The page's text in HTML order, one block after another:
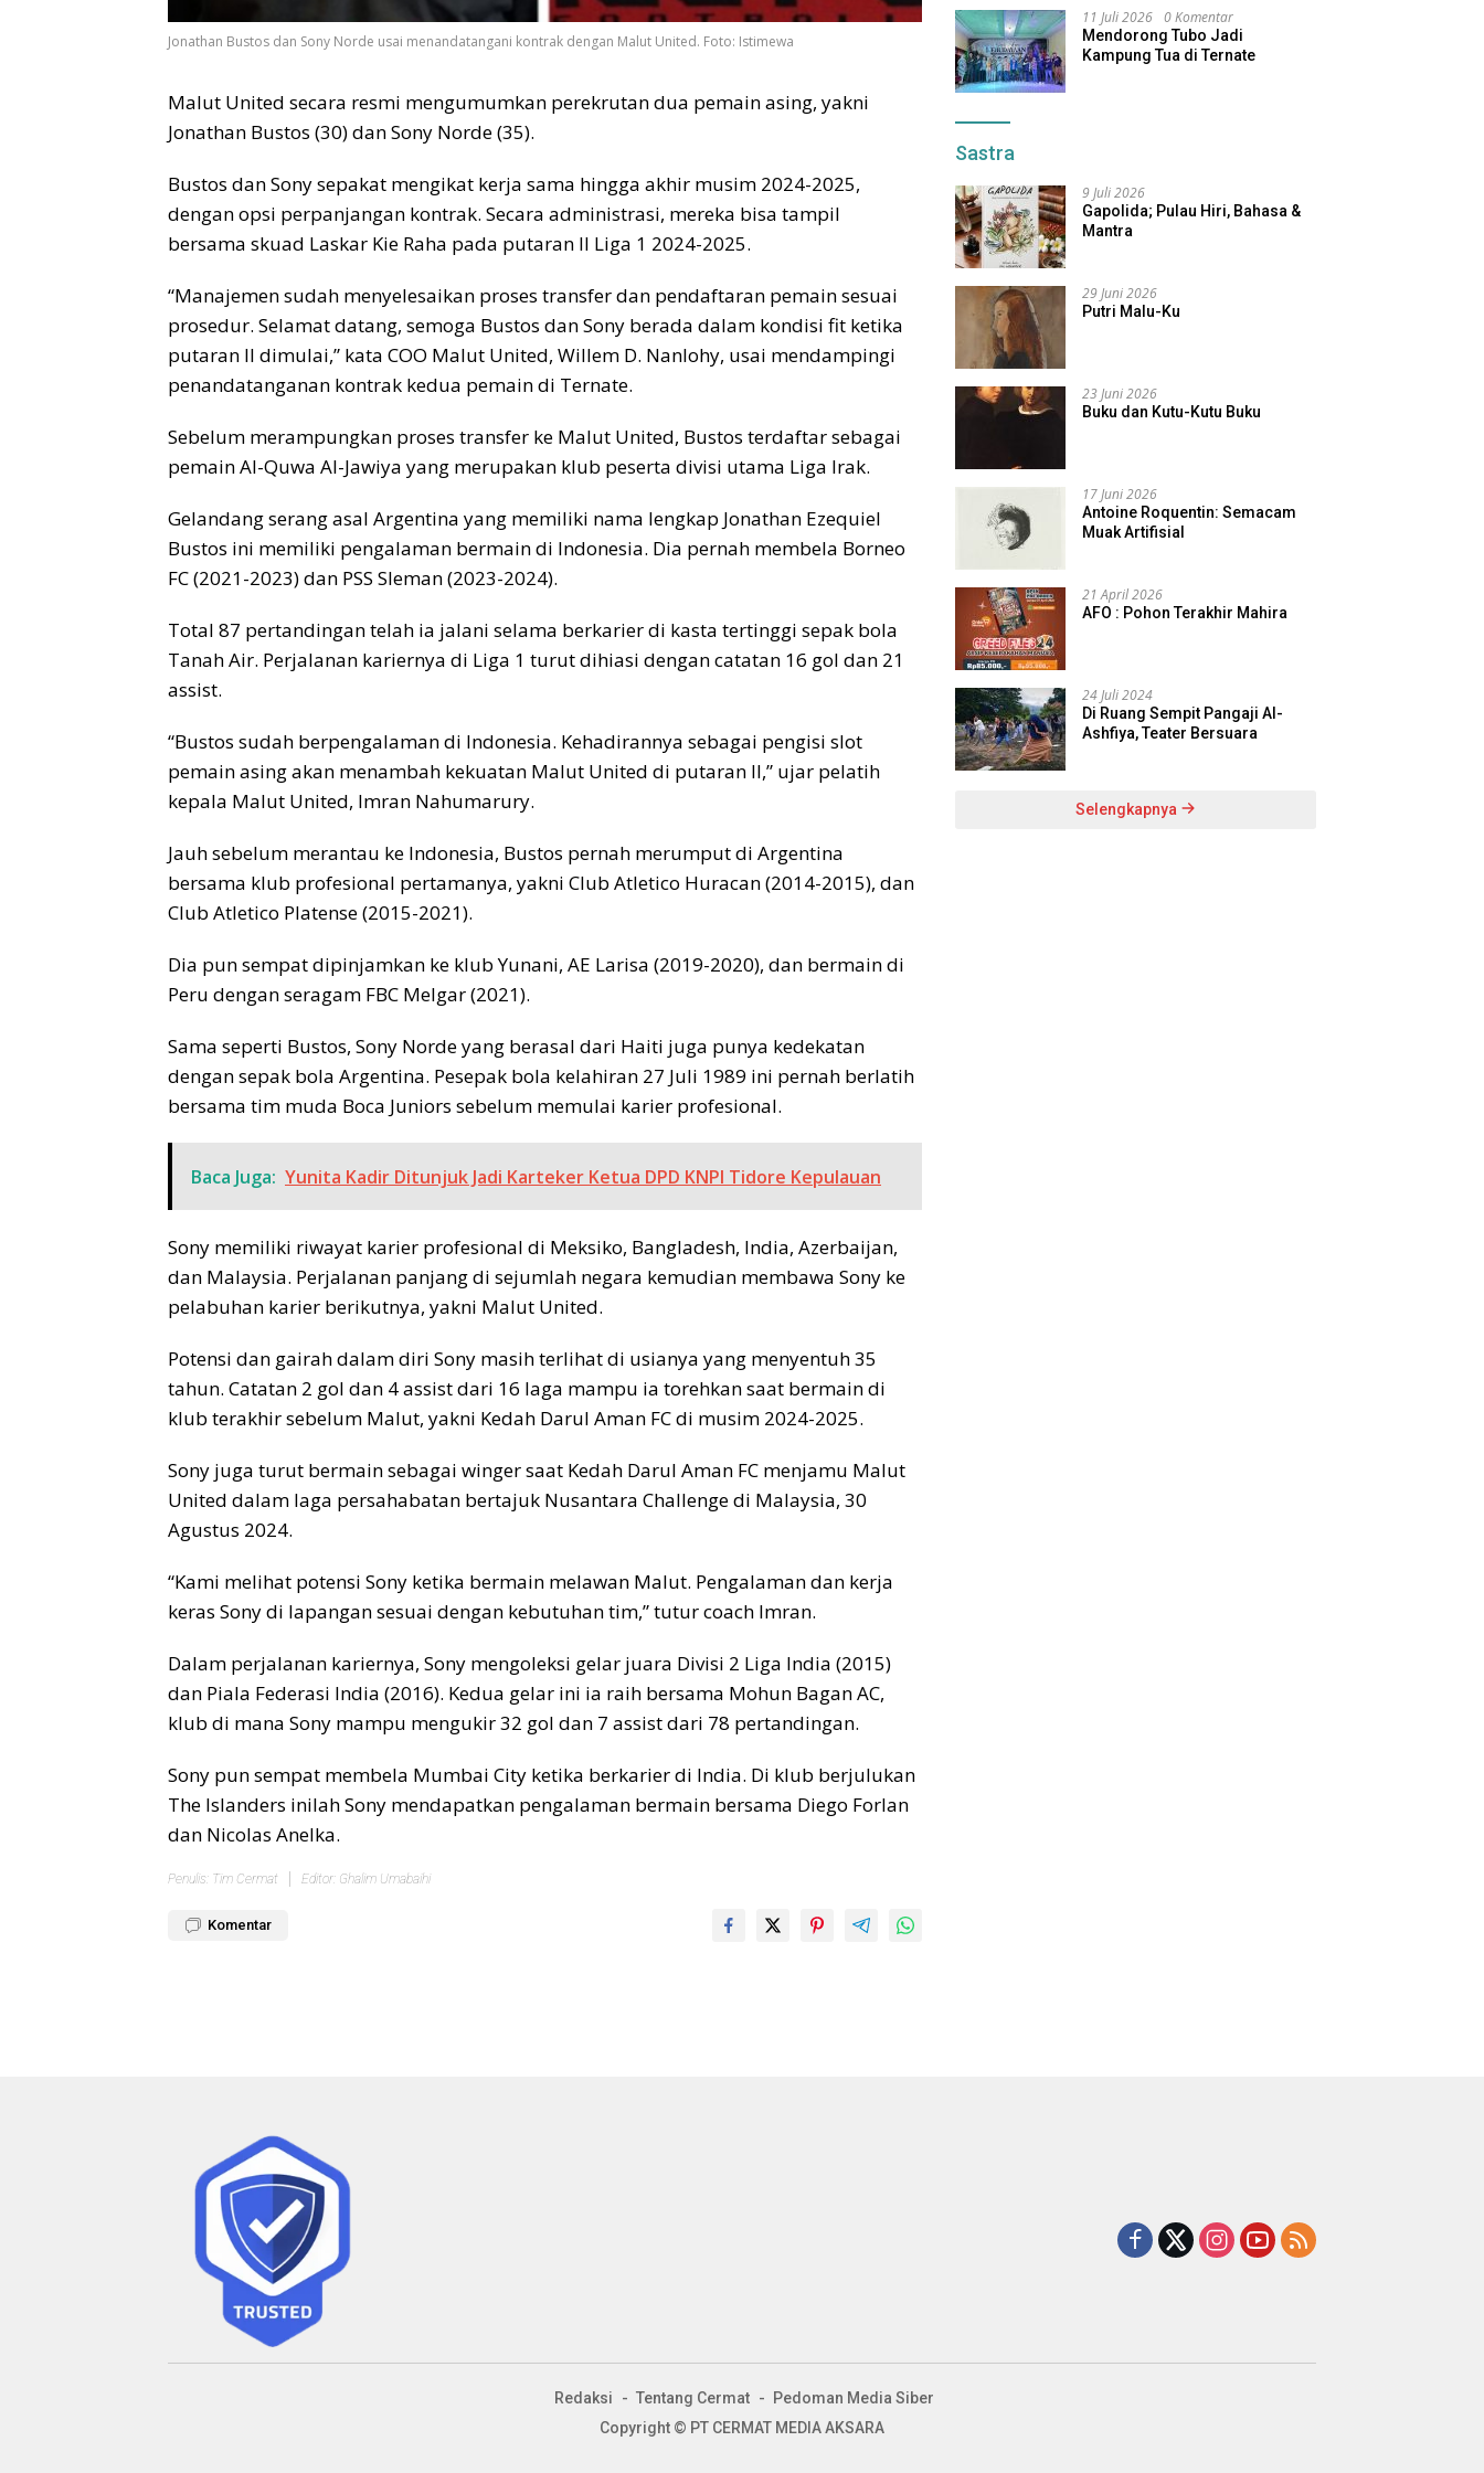
Jonathan Bustos dan Sony Norde usai menandatangani kontrak dengan Malut United. Foto: Istimewa
Malut United secara resmi mengumumkan perekrutan dua pemain asing, yakni
Jonathan Bustos (30) dan Sony Norde (35).
Bustos dan Sony sepakat mengikat kerja sama hingga akhir musim 2024-2025,
dengan opsi perpanjangan kontrak. Secara administrasi, mereka bisa tampil
bersama skuad Laskar Kie Raha pada putaran II Liga 1 2024-2025.
“Manajemen sudah menyelesaikan proses transfer dan pendaftaran pemain sesuai
prosedur. Selamat datang, semoga Bustos dan Sony berada dalam kondisi fit ketika
putaran II dimulai,” kata COO Malut United, Willem D. Nanlohy, usai mendampingi
penandatanganan kontrak kedua pemain di Ternate.
Sebelum merampungkan proses transfer ke Malut United, Bustos terdaftar sebagai
pemain Al-Quwa Al-Jawiya yang merupakan klub peserta divisi utama Liga Irak.
Gelandang serang asal Argentina yang memiliki nama lengkap Jonathan Ezequiel
Bustos ini memiliki pengalaman bermain di Indonesia. Dia pernah membela Borneo
FC (2021-2023) dan PSS Sleman (2023-2024).
Total 87 pertandingan telah ia jalani selama berkarier di kasta tertinggi sepak bola
Tanah Air. Perjalanan kariernya di Liga 1 turut dihiasi dengan catatan 16 gol dan 21
assist.
“Bustos sudah berpengalaman di Indonesia. Kehadirannya sebagai pengisi slot
pemain asing akan menambah kekuatan Malut United di putaran II,” ujar pelatih
kepala Malut United, Imran Nahumarury.
Jauh sebelum merantau ke Indonesia, Bustos pernah merumput di Argentina
bersama klub profesional pertamanya, yakni Club Atletico Huracan (2014-2015), dan
Club Atletico Platense (2015-2021).
Dia pun sempat dipinjamkan ke klub Yunani, AE Larisa (2019-2020), dan bermain di
Peru dengan seragam FBC Melgar (2021).
Sama seperti Bustos, Sony Norde yang berasal dari Haiti juga punya kedekatan
dengan sepak bola Argentina. Pesepak bola kelahiran 27 Juli 1989 ini pernah berlatih
bersama tim muda Boca Juniors sebelum memulai karier profesional.
Baca Juga: Yunita Kadir Ditunjuk Jadi Karteker Ketua DPD KNPI Tidore Kepulauan
Sony memiliki riwayat karier profesional di Meksiko, Bangladesh, India, Azerbaijan,
dan Malaysia. Perjalanan panjang di sejumlah negara kemudian membawa Sony ke
pelabuhan karier berikutnya, yakni Malut United.
Potensi dan gairah dalam diri Sony masih terlihat di usianya yang menyentuh 35
tahun. Catatan 2 gol dan 4 assist dari 16 laga mampu ia torehkan saat bermain di
klub terakhir sebelum Malut, yakni Kedah Darul Aman FC di musim 2024-2025.
Sony juga turut bermain sebagai winger saat Kedah Darul Aman FC menjamu Malut
United dalam laga persahabatan bertajuk Nusantara Challenge di Malaysia, 30
Agustus 2024.
“Kami melihat potensi Sony ketika bermain melawan Malut. Pengalaman dan kerja
keras Sony di lapangan sesuai dengan kebutuhan tim,” tutur coach Imran.
Dalam perjalanan kariernya, Sony mengoleksi gelar juara Divisi 2 Liga India (2015)
dan Piala Federasi India (2016). Kedua gelar ini ia raih bersama Mohun Bagan AC,
klub di mana Sony mampu mengukir 32 gol dan 7 assist dari 78 pertandingan.
Sony pun sempat membela Mumbai City ketika berkarier di India. Di klub berjulukan
The Islanders inilah Sony mendapatkan pengalaman bermain bersama Diego Forlan
dan Nicolas Anelka.
Penulis: Tim Cermat Editor: Ghalim Umabaihi
Komentar
11 Juli 2026 0 Komentar
Mendorong Tubo Jadi
Kampung Tua di Ternate
Sastra
9 Juli 2026
Gapolida; Pulau Hiri, Bahasa &
Mantra
29 Juni 2026
Putri Malu-Ku
23 Juni 2026
Buku dan Kutu-Kutu Buku
17 Juni 2026
Antoine Roquentin: Semacam
Muak Artifisial
21 April 2026
AFO : Pohon Terakhir Mahira
24 Juli 2024
Di Ruang Sempit Pangaji Al-
Ashfiya, Teater Bersuara
Selengkapnya
Redaksi Tentang Cermat
Pedoman Media Siber
Copyright © PT CERMAT MEDIA AKSARA